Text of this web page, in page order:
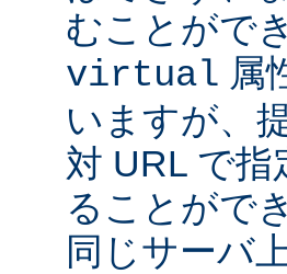
むことがで
virtual 属
いますが、
対 URL で
ることがで
同じサーバ